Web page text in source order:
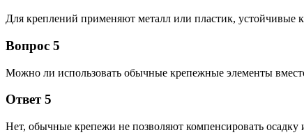
Для креплений применяют металл или пластик, устойчивые
Вопрос 5
Можно ли использовать обычные крепежные элементы
Ответ 5
Нет, обычные крепежи не позволяют компенсировать